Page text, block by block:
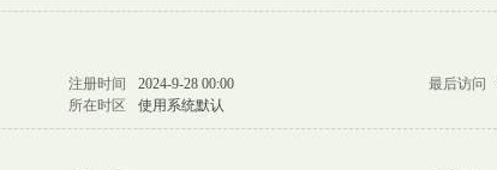
注册时间 2024-9-28 00:00 最后访问
所在时区 使用系统默认